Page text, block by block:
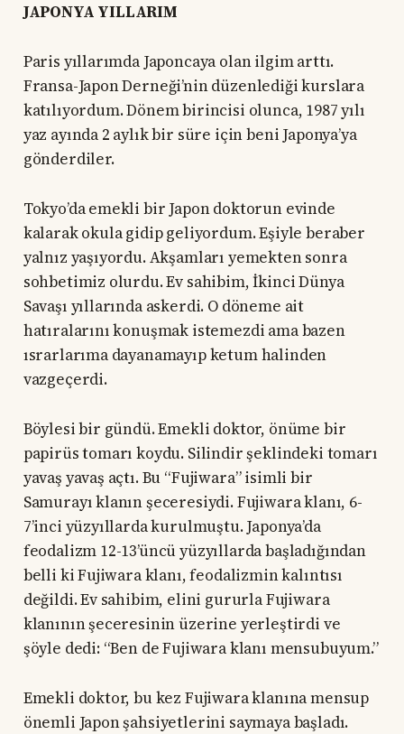
JAPONYA YILLARIM
Paris yıllarımda Japoncaya olan ilgim arttı.
Fransa-Japon Derneği’nin düzenlediği kurslara
katılıyordum. Dönem birincisi olunca, 1987 yılı
yaz ayında 2 aylık bir süre için beni Japonya’ya
gönderdiler.
Tokyo’da emekli bir Japon doktorun evinde
kalarak okula gidip geliyordum. Eşiyle beraber
yalnız yaşıyordu. Akşamları yemekten sonra
sohbetimiz olurdu. Ev sahibim, İkinci Dünya
Savaşı yıllarında askerdi. O döneme ait
hatıralarını konuşmak istemezdi ama bazen
ısrarlarıma dayanamayıp ketum halinden
vazgeçerdi.
Böylesi bir gündü. Emekli doktor, önüme bir
papirüs tomarı koydu. Silindir şeklindeki tomarı
yavaş yavaş açtı. Bu “Fujiwara” isimli bir
Samurayı klanın şeceresiydi. Fujiwara klanı, 6-
7’inci yüzyıllarda kurulmuştu. Japonya’da
feodalizm 12-13’üncü yüzyıllarda başladığından
belli ki Fujiwara klanı, feodalizmin kalıntısı
değildi. Ev sahibim, elini gururla Fujiwara
klanının şeceresinin üzerine yerleştirdi ve
şöyle dedi: “Ben de Fujiwara klanı mensubuyum.”
Emekli doktor, bu kez Fujiwara klanına mensup
önemli Japon şahsiyetlerini saymaya başladı.